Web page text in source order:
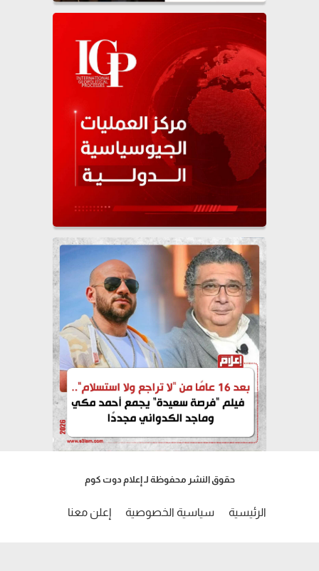
حقوق النشر محفوظة لـ إعلام دوت كوم
الرئيسية سياسية الخصوصية إعلن معنا